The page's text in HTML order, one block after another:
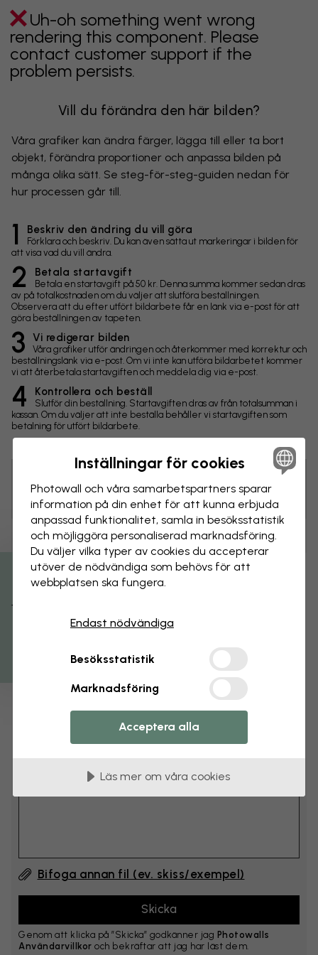
Uh-oh something went wrong
rendering this component. Please
contact customer support if the
problem persists.
Vill du förändra den här bilden?
Våra grafiker kan ändra färger, lägga till eller ta bort
objekt, förändra proportioner och anpassa bilden på
många olika sätt. Se steg-för-steg-guiden nedan för
hur processen går till.
1 Beskriv den ändring du vill göra
Förklara och beskriv. Du kan även sätta ut markeringar i bilden för
att visa vad du vill ändra.
2 Betala startavgift
Betala en startavgift på 50 kr. Denna summa kommer sedan dras
av på totalkostnaden om du väljer att slutföra beställningen.
Observera att du efter utfört bildarbete får en länk via e-post för att
göra beställningen av tapeten.
3 Vi redigerar bilden
Våra grafiker utför ändringen och återkommer med korrektur och
beställningslänk via e-post. Om vi inte kan utföra bildarbetet kommer
vi att återbetala startavgiften och meddela dig via e-post.
4 Kontrollera och beställ
Slutför din beställning. Startavgiften dras av från totalsumman i
kassan. Om du väljer att inte beställa behåller vi startavgiften som
betalning för utfört bildarbete.
Ändringar
Storlek
Lägg till kommentar
Kommentar #1
Bifoga annan fil (ev. skiss/exempel)
Genom att klicka på ”Skicka” godkänner jag Photowalls
Användarvillkor och bekräftar att jag har läst dem.
Tips! Du kan klicka på bilden för att göra en markering och
skriva en kommentar.
Få 15% rabatt
Inställningar för cookies
Photowall och våra samarbets­partners sparar
information på din enhet för att kunna erbjuda
anpassad funktionalitet, samla in besöks­statistik
och möjliggöra personaliserad marknads­föring.
Du väljer vilka typer av cookies du accepterar
utöver de nödvändiga som behövs för att
webbplatsen ska fungera.
Endast nödvändiga
Besöksstatistik
Marknadsföring
Acceptera alla
Läs mer om våra cookies